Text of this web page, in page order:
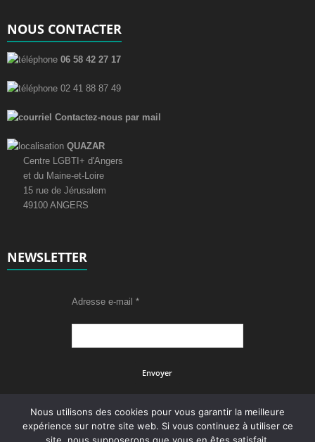
NOUS CONTACTER
06 58 42 27 17
02 41 88 87 49
Contactez-nous par mail
QUAZAR
Centre LGBTI+ d'Angers
et du Maine-et-Loire
15 rue de Jérusalem
49100 ANGERS
NEWSLETTER
Adresse e-mail *
Nous utilisons des cookies pour vous garantir la meilleure
expérience sur notre site web. Si vous continuez à utiliser ce